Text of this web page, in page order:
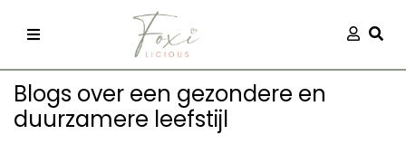
Blogs over een gezondere en
duurzamere leefstijl